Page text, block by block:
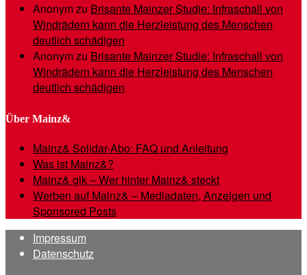
Anonymzu Brisante Mainzer Studie: Infraschall von
Windrädern kann die Herzleistung des Menschen
deutlich schädigen
Anonymzu Brisante Mainzer Studie: Infraschall von
Windrädern kann die Herzleistung des Menschen
deutlich schädigen
Über Mainz&
Mainz& Solidar-Abo: FAQ und Anleitung
Was ist Mainz&?
Mainz& gik – Wer hinter Mainz& steckt
Werben auf Mainz& – Mediadaten, Anzeigen und
Sponsored Posts
Impressum
Datenschutz